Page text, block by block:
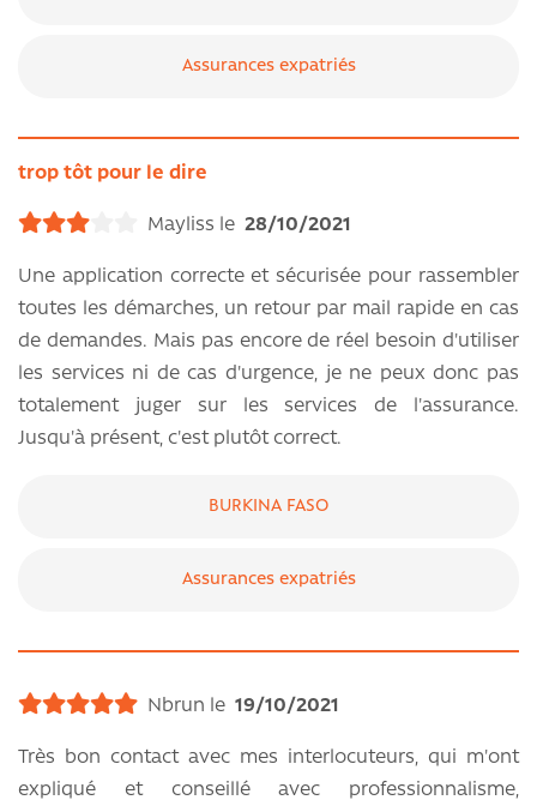
Assurances expatriés
trop tôt pour le dire
Mayliss le 28/10/2021
Une application correcte et sécurisée pour rassembler
toutes les démarches, un retour par mail rapide en cas
de demandes. Mais pas encore de réel besoin d'utiliser
les services ni de cas d'urgence, je ne peux donc pas
totalement juger sur les services de l'assurance.
Jusqu'à présent, c'est plutôt correct.
BURKINA FASO
Assurances expatriés
Nbrun le 19/10/2021
Très bon contact avec mes interlocuteurs, qui m'ont
expliqué et conseillé avec professionnalisme,